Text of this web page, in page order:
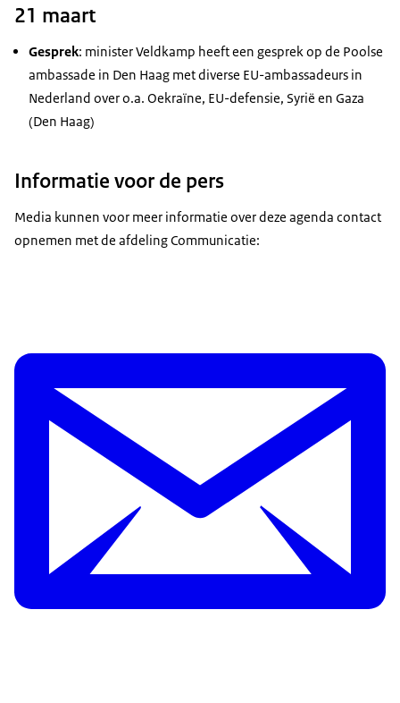
21 maart
Gesprek: minister Veldkamp heeft een gesprek op de Poolse
ambassade in Den Haag met diverse EU-ambassadeurs in
Nederland over o.a. Oekraïne, EU-defensie, Syrië en Gaza
(Den Haag)
Informatie voor de pers
Media kunnen voor meer informatie over deze agenda contact
opnemen met de afdeling Communicatie: